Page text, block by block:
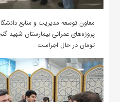
معاون توسعه مدیریت و منابع
تومان در حال اجراست